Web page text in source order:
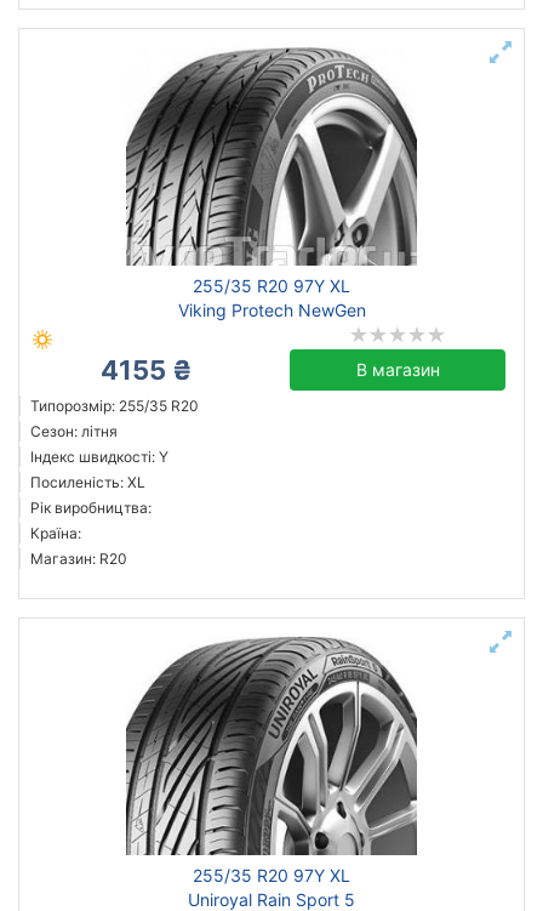
255/35 R20 97Y XL
Viking Protech NewGen
4155 ₴ В магазин
Типорозмір: 255/35 R20
Сезон: літня
Індекс швидкості: Y
Посиленість: XL
Рік виробництва:
Країна:
Магазин: R20
255/35 R20 97Y XL
Uniroyal Rain Sport 5
Підібрати